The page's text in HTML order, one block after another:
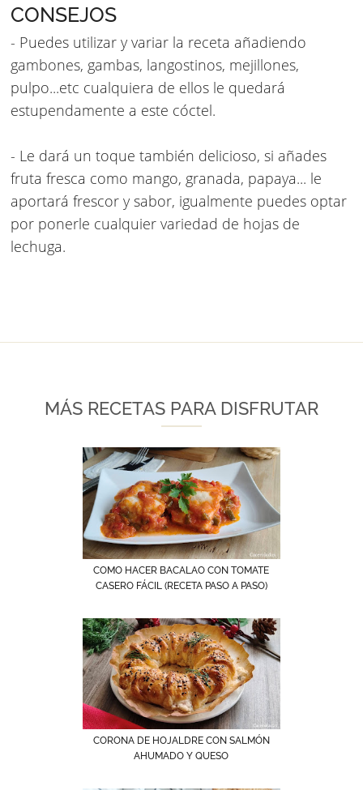
CONSEJOS
- Puedes utilizar y variar la receta añadiendo
gambones, gambas, langostinos, mejillones,
pulpo...etc cualquiera de ellos le quedará
estupendamente a este cóctel.
- Le dará un toque también delicioso, si añades
fruta fresca como mango, granada, papaya... le
aportará frescor y sabor, igualmente puedes optar
por ponerle cualquier variedad de hojas de
lechuga.
MÁS RECETAS PARA DISFRUTAR
COMO HACER BACALAO CON TOMATE
CASERO FÁCIL (RECETA PASO A PASO)
CORONA DE HOJALDRE CON SALMÓN
AHUMADO Y QUESO